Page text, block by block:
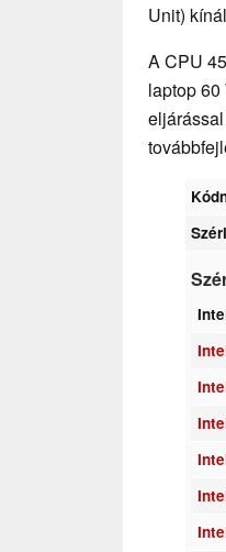
Unit)
A CPU
laptop